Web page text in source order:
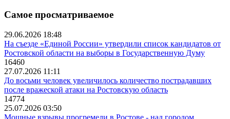
Самое просматриваемое
29.06.2026 18:48
На съезде «Единой России» утвердили список кандидатов от
Ростовской области на выборы в Государственную Думу
16460
27.07.2026 11:11
До восьми человек увеличилось количество пострадавших
после вражеской атаки на Ростовскую область
14774
25.07.2026 03:50
Мощные взрывы прогремели в Ростове - над городом